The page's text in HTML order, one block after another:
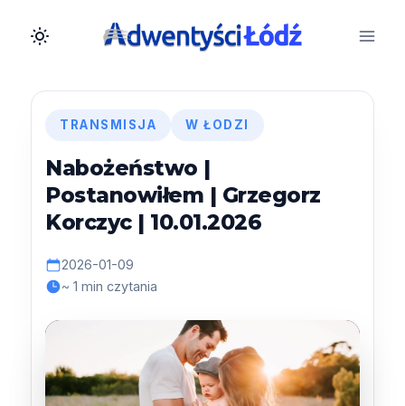
TRANSMISJA W ŁODZI
Nabożeństwo |
Postanowiłem | Grzegorz
Korczyc | 10.01.2026
2026-01-09
~ 1 min czytania